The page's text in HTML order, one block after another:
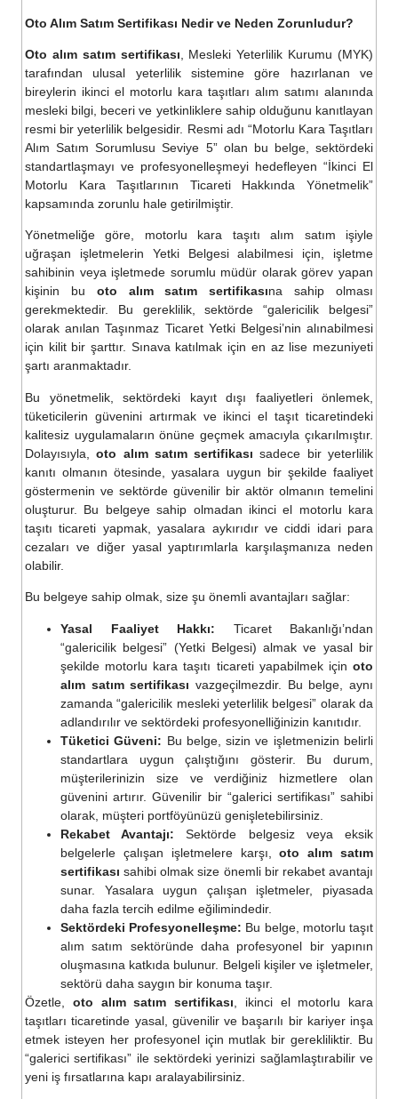
Oto Alım Satım Sertifikası Nedir ve Neden Zorunludur?
Oto alım satım sertifikası , Mesleki Yeterlilik Kurumu (MYK)
tarafından ulusal yeterlilik sistemine göre hazırlanan ve
bireylerin ikinci el motorlu kara taşıtları alım satımı alanında
mesleki bilgi, beceri ve yetkinliklere sahip olduğunu kanıtlayan
resmi bir yeterlilik belgesidir. Resmi adı “Motorlu Kara Taşıtları
Alım Satım Sorumlusu Seviye 5” olan bu belge, sektördeki
standartlaşmayı ve profesyonelleşmeyi hedefleyen “İkinci El
Motorlu Kara Taşıtlarının Ticareti Hakkında Yönetmelik”
kapsamında zorunlu hale getirilmiştir.
Yönetmeliğe göre, motorlu kara taşıtı alım satım işiyle
uğraşan işletmelerin Yetki Belgesi alabilmesi için, işletme
sahibinin veya işletmede sorumlu müdür olarak görev yapan
kişinin bu oto alım satım sertifikasına sahip olması
gerekmektedir. Bu gereklilik, sektörde “galericilik belgesi”
olarak anılan Taşınmaz Ticaret Yetki Belgesi’nin alınabilmesi
için kilit bir şarttır. Sınava katılmak için en az lise mezuniyeti
şartı aranmaktadır.
Bu yönetmelik, sektördeki kayıt dışı faaliyetleri önlemek,
tüketicilerin güvenini artırmak ve ikinci el taşıt ticaretindeki
kalitesiz uygulamaların önüne geçmek amacıyla çıkarılmıştır.
Dolayısıyla,oto alım satım sertifikası sadece bir yeterlilik
kanıtı olmanın ötesinde, yasalara uygun bir şekilde faaliyet
göstermenin ve sektörde güvenilir bir aktör olmanın temelini
oluşturur. Bu belgeye sahip olmadan ikinci el motorlu kara
taşıtı ticareti yapmak, yasalara aykırıdır ve ciddi idari para
cezaları ve diğer yasal yaptırımlarla karşılaşmanıza neden
olabilir.
Bu belgeye sahip olmak, size şu önemli avantajları sağlar:
Yasal Faaliyet Hakkı: Ticaret Bakanlığı’ndan
“galericilik belgesi” (Yetki Belgesi) almak ve yasal bir
şekilde motorlu kara taşıtı ticareti yapabilmek için oto
alım satım sertifikası vazgeçilmezdir. Bu belge, aynı
zamanda “galericilik mesleki yeterlilik belgesi” olarak da
adlandırılır ve sektördeki profesyonelliğinizin kanıtıdır.
Tüketici Güveni: Bu belge, sizin ve işletmenizin belirli
standartlara uygun çalıştığını gösterir. Bu durum,
müşterilerinizin size ve verdiğiniz hizmetlere olan
güvenini artırır. Güvenilir bir “galerici sertifikası” sahibi
olarak, müşteri portföyünüzü genişletebilirsiniz.
Rekabet Avantajı: Sektörde belgesiz veya eksik
belgelerle çalışan işletmelere karşı,oto alım satım
sertifikası sahibi olmak size önemli bir rekabet avantajı
sunar. Yasalara uygun çalışan işletmeler, piyasada
daha fazla tercih edilme eğilimindedir.
Sektördeki Profesyonelleşme: Bu belge, motorlu taşıt
alım satım sektöründe daha profesyonel bir yapının
oluşmasına katkıda bulunur. Belgeli kişiler ve işletmeler,
sektörü daha saygın bir konuma taşır.
Özetle, oto alım satım sertifikası , ikinci el motorlu kara
taşıtları ticaretinde yasal, güvenilir ve başarılı bir kariyer inşa
etmek isteyen her profesyonel için mutlak bir gerekliliktir. Bu
“galerici sertifikası” ile sektördeki yerinizi sağlamlaştırabilir ve
yeni iş fırsatlarına kapı aralayabilirsiniz.